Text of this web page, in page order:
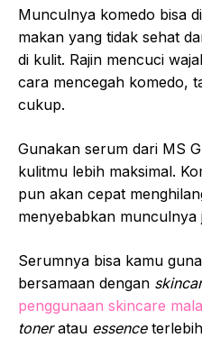
Munculnya komedo bisa
makan yang tidak sehat
di kulit. Rajin mencuci
cara mencegah komedo,
cukup.
Gunakan serum dari MS
kulitmu lebih maksimal.
pun akan cepat
menyebabkan munculnya
Serumnya bisa kamu
bersamaan dengan
penggunaan skincare
toneratau essence